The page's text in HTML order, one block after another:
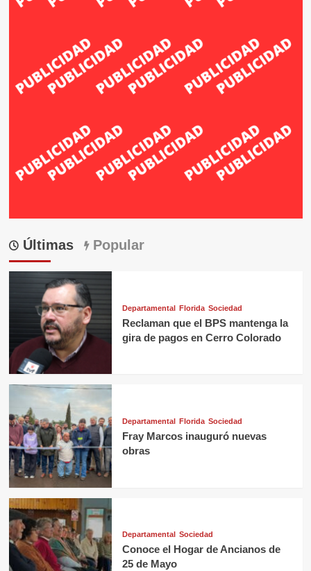
Últimas Popular
Departamental Florida Sociedad
Reclaman que el BPS mantenga la
gira de pagos en Cerro Colorado
Departamental Florida Sociedad
Fray Marcos inauguró nuevas
obras
Departamental Sociedad
Conoce el Hogar de Ancianos de
25 de Mayo